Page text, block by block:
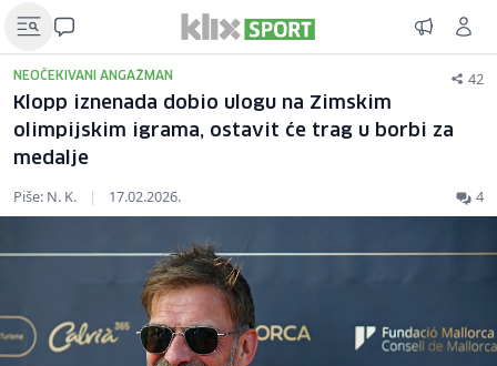
NEOČEKIVANI ANGAŽMAN 42
Klopp iznenada dobio ulogu na Zimskim
olimpijskim igrama, ostavit će trag u borbi za
medalje
Piše: N. K. | 17.02.2026. 4